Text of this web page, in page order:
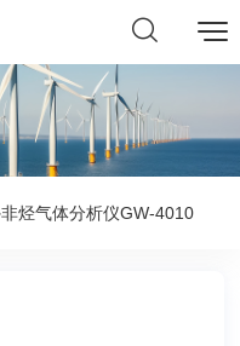
烃气体分析仪GW-4010